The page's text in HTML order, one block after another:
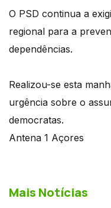
O PSD continua a
regional para a
dependências.
Realizou-se esta
urgência sobre o
democratas.
Antena 1 Açores
Mais Notícias